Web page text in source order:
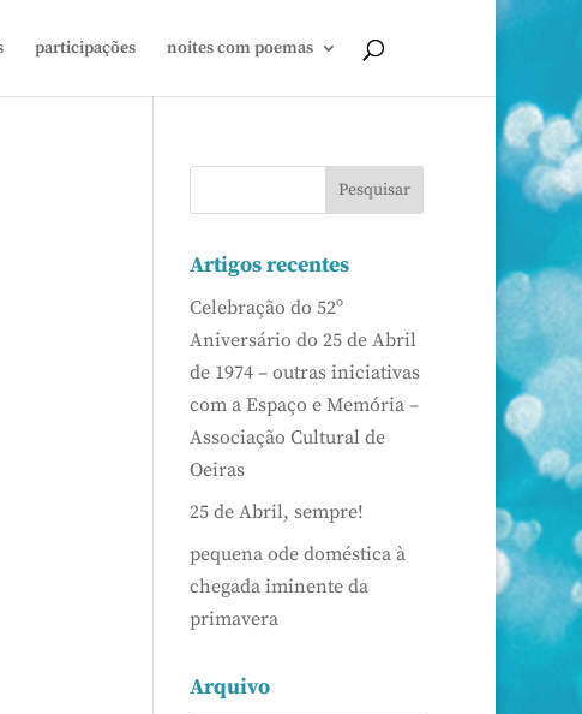
participações noites com poemas
Artigos recentes
Celebração do 52º
Aniversário do 25 de Abril
de 1974 – outras iniciativas
com a Espaço e Memória –
Associação Cultural de
Oeiras
25 de Abril, sempre!
pequena ode doméstica à
chegada iminente da
primavera
Arquivo